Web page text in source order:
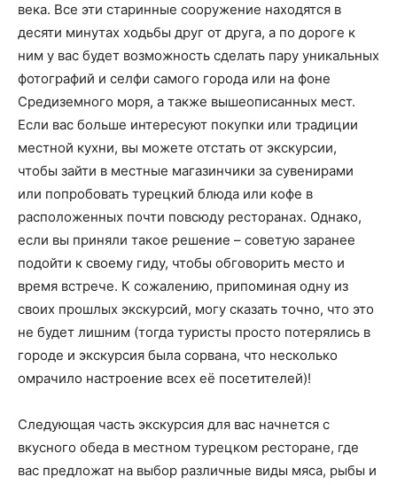
века. Все эти старинные сооружение находятся в
десяти минутах ходьбы друг от друга, а по дороге к
ним у вас будет возможность сделать пару уникальных
фотографий и селфи самого города или на фоне
Средиземного моря, а также вышеописанных мест.
Если вас больше интересуют покупки или традиции
местной кухни, вы можете отстать от экскурсии,
чтобы зайти в местные магазинчики за сувенирами
или попробовать турецкий блюда или кофе в
расположенных почти повсюду ресторанах. Однако,
если вы приняли такое решение – советую заранее
подойти к своему гиду, чтобы обговорить место и
время встрече. К сожалению, припоминая одну из
своих прошлых экскурсий, могу сказать точно, что это
не будет лишним (тогда туристы просто потерялись в
городе и экскурсия была сорвана, что несколько
омрачило настроение всех её посетителей)!
Следующая часть экскурсия для вас начнется с
вкусного обеда в местном турецком ресторане, где
вас предложат на выбор различные виды мяса, рыбы и